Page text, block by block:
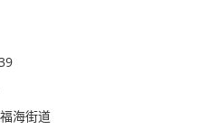
海街道